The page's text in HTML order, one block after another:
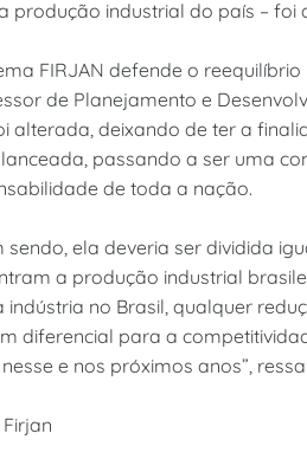
produção industrial do país – foi
FIRJAN defende o
de Planejamento e
alterada, deixando de ter a
passando a ser uma
de toda a nação.
sendo, ela deveria ser dividida
a produção industrial
indústria no Brasil, qualquer
diferencial para a
e nos próximos anos”,